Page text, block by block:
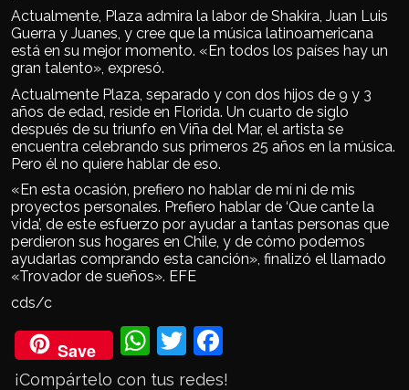
Actualmente, Plaza admira la labor de Shakira, Juan Luis
Guerra y Juanes, y cree que la música latinoamericana
está en su mejor momento. «En todos los países hay un
gran talento», expresó.
Actualmente Plaza, separado y con dos hijos de 9 y 3
años de edad, reside en Florida. Un cuarto de siglo
después de su triunfo en Viña del Mar, el artista se
encuentra celebrando sus primeros 25 años en la música.
Pero él no quiere hablar de eso.
«En esta ocasión, prefiero no hablar de mí ni de mis
proyectos personales. Prefiero hablar de ‘Que cante la
vida’, de este esfuerzo por ayudar a tantas personas que
perdieron sus hogares en Chile, y de cómo podemos
ayudarlas comprando esta canción», finalizó el llamado
«Trovador de sueños». EFE
cds/c
Save
Wh
ats
Twi
tter
eb
¡Compártelo con tus redes!